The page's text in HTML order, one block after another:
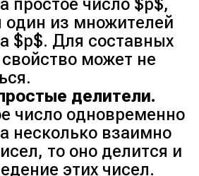
простое число $p$,
один из множителей
$p$. Для составных
может не
делители.
число одновременно
несколько взаимно
то оно делится и
этих чисел.